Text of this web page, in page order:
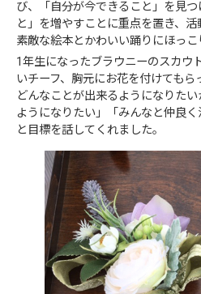
び、「自分が今できること」を見
と」を増やすことに重点を置き、活
素敵な絵本とかわいい踊りにほっこ
1年生になったブラウニーのスカウ
いチーフ、胸元にお花を付けてもら
どんなことが出来るようになりた
ようになりたい」「みんなと仲良く
と目標を話してくれました。